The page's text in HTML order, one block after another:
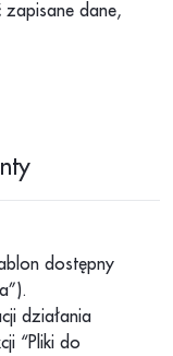
zapisane dane,
dostępny
działania
“Pliki do